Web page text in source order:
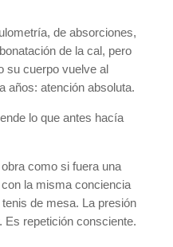
de absorciones,
de la cal, pero
su cuerpo vuelve al
años: atención absoluta.
lo que antes hacía
como si fuera una
la misma conciencia
de mesa. La presión
Es repetición consciente.